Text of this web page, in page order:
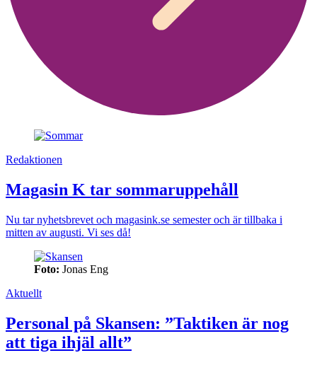
Redaktionen
Magasin K tar sommaruppehåll
Nu tar nyhetsbrevet och magasink.se semester och är tillbaka i
mitten av augusti. Vi ses då!
Foto: Jonas Eng
Aktuellt
Personal på Skansen: ”Taktiken är nog
att tiga ihjäl allt”